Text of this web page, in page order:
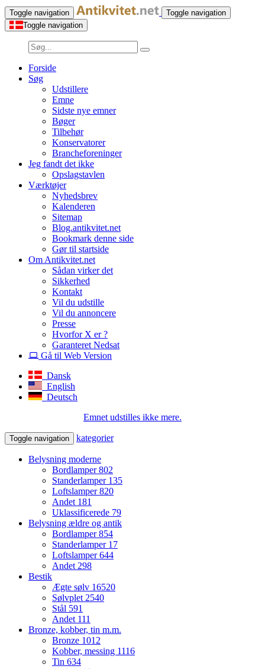
Toggle navigation
Toggle navigation
Toggle navigation
Forside
Søg
Udstillere
Emne
Sidste nye emner
Bøger
Tilbehør
Konservatorer
Brancheforeninger
Jeg fandt det ikke
Opslagstavlen
Værktøjer
Nyhedsbrev
Kalenderen
Sitemap
Blog.antikvitet.net
Bookmark denne side
Gør til startside
Om Antikvitet.net
Sådan virker det
Sikkerhed
Kontakt
Vil du udstille
Vil du annoncere
Presse
Hvorfor X er ?
Garanteret Nedsat
Gå til Web Version
Dansk
English
Deutsch
Emnet udstilles ikke mere.
Toggle navigation kategorier
Belysning moderne
Bordlamper802
Standerlamper 135
Loftslamper820
Andet 181
Uklassificerede 79
Belysning ældre og antik
Bordlamper854
Standerlamper 17
Loftslamper644
Andet 298
Bestik
Ægte sølv 16520
Sølvplet 2540
Stål 591
Andet 111
Bronze, kobber, tin m.m.
Bronze 1012
Kobber, messing 1116
Tin 634